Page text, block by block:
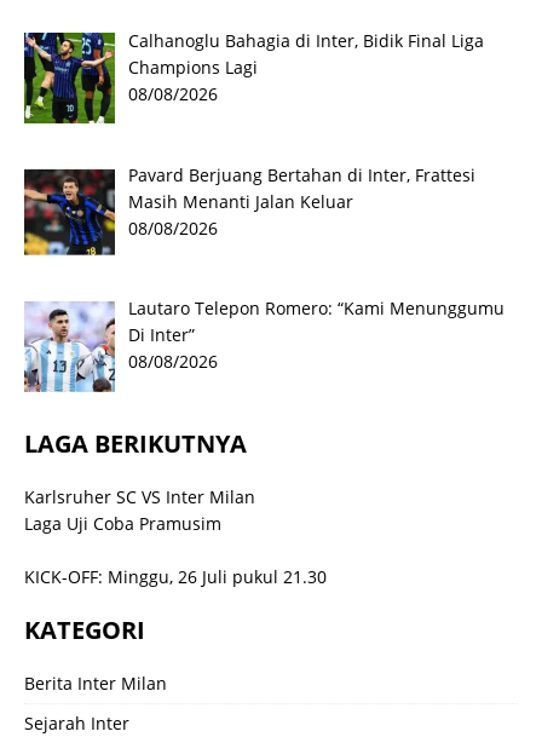
Calhanoglu Bahagia di Inter, Bidik Final Liga
Champions Lagi
08/08/2026
Pavard Berjuang Bertahan di Inter, Frattesi
Masih Menanti Jalan Keluar
08/08/2026
Lautaro Telepon Romero: “Kami Menunggumu
Di Inter”
08/08/2026
LAGA BERIKUTNYA
Karlsruher SC VS Inter Milan
Laga Uji Coba Pramusim
KICK-OFF: Minggu, 26 Juli pukul 21.30
KATEGORI
Berita Inter Milan
Sejarah Inter